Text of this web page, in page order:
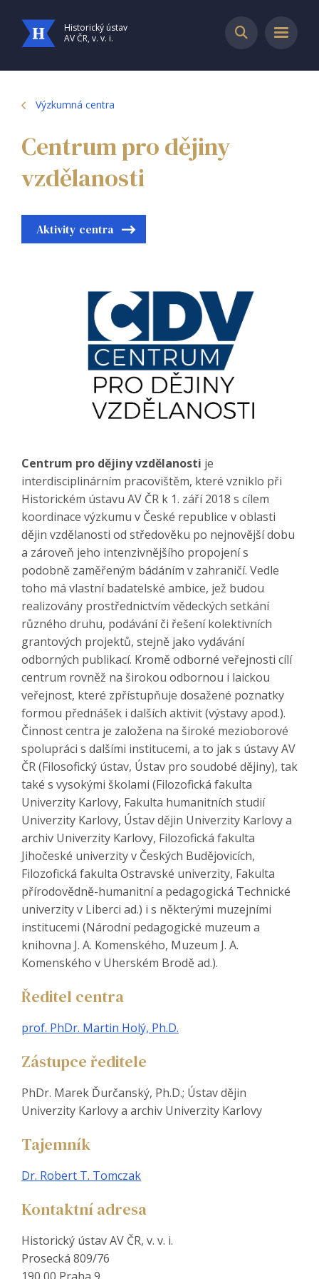
Historický ústav
AV ČR, v. v. i.
Výzkumná centra
Centrum pro dějiny
vzdělanosti
Aktivity centra
Centrum pro dějiny vzdělanosti je
interdisciplinárním pracovištěm, které vzniklo při
Historickém ústavu AV ČR k 1. září 2018 s cílem
koordinace výzkumu v České republice v oblasti
dějin vzdělanosti od středověku po nejnovější dobu
a zároveň jeho intenzivnějšího propojení s
podobně zaměřeným bádáním v zahraničí. Vedle
toho má vlastní badatelské ambice, jež budou
realizovány prostřednictvím vědeckých setkání
různého druhu, podávání či řešení kolektivních
grantových projektů, stejně jako vydávání
odborných publikací. Kromě odborné veřejnosti cílí
centrum rovněž na širokou odbornou i laickou
veřejnost, které zpřístupňuje dosažené poznatky
formou přednášek i dalších aktivit (výstavy apod.).
Činnost centra je založena na široké mezioborové
spolupráci s dalšími institucemi, a to jak s ústavy AV
ČR (Filosofický ústav, Ústav pro soudobé dějiny), tak
také s vysokými školami (Filozofická fakulta
Univerzity Karlovy, Fakulta humanitních studií
Univerzity Karlovy, Ústav dějin Univerzity Karlovy a
archiv Univerzity Karlovy, Filozofická fakulta
Jihočeské univerzity v Českých Budějovicích,
Filozofická fakulta Ostravské univerzity, Fakulta
přírodovědně-humanitní a pedagogická Technické
univerzity v Liberci ad.) i s některými muzejními
institucemi (Národní pedagogické muzeum a
knihovna J. A. Komenského, Muzeum J. A.
Komenského v Uherském Brodě ad.).
Ředitel centra
prof. PhDr. Martin Holý, Ph.D.
Zástupce ředitele
PhDr. Marek Ďurčanský, Ph.D.; Ústav dějin
Univerzity Karlovy a archiv Univerzity Karlovy
Tajemník
Dr. Robert T. Tomczak
Kontaktní adresa
Historický ústav AV ČR, v. v. i.
Prosecká 809/76